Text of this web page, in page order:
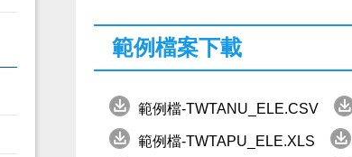
範例檔案下載
範例檔-TWTANU_ELE.CSV
範例檔-TWTAPU_ELE.XLS